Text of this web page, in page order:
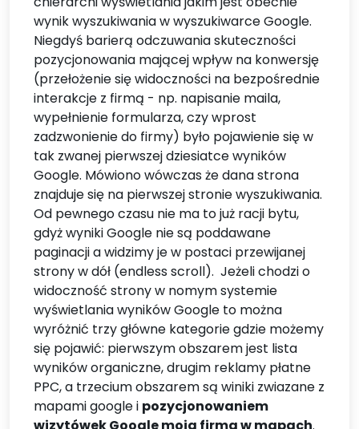
wynik wyszukiwania w wyszukiwarce Google.
Niegdyś barierą odczuwania skuteczności
pozycjonowania mającej wpływ na konwersję
(przełożenie się widoczności na bezpośrednie
interakcje z firmą - np. napisanie maila,
wypełnienie formularza, czy wprost
zadzwonienie do firmy) było pojawienie się w
tak zwanej pierwszej dziesiatce wyników
Google. Mówiono wówczas że dana strona
znajduje się na pierwszej stronie wyszukiwania.
Od pewnego czasu nie ma to już racji bytu,
gdyż wyniki Google nie są poddawane
paginacji a widzimy je w postaci przewijanej
strony w dół (endless scroll). Jeżeli chodzi o
widoczność strony w nomym systemie
wyświetlania wyników Google to można
wyróżnić trzy główne kategorie gdzie możemy
się pojawić: pierwszym obszarem jest lista
wyników organiczne, drugim reklamy płatne
PPC, a trzecium obszarem są winiki zwiazane z
mapami google i pozycjonowaniem